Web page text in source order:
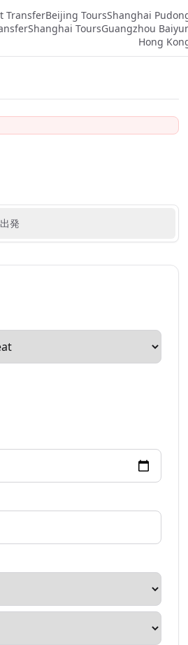
TransferBeijing ToursShanghai
Shanghai ToursGuangzhou
Hong
出発